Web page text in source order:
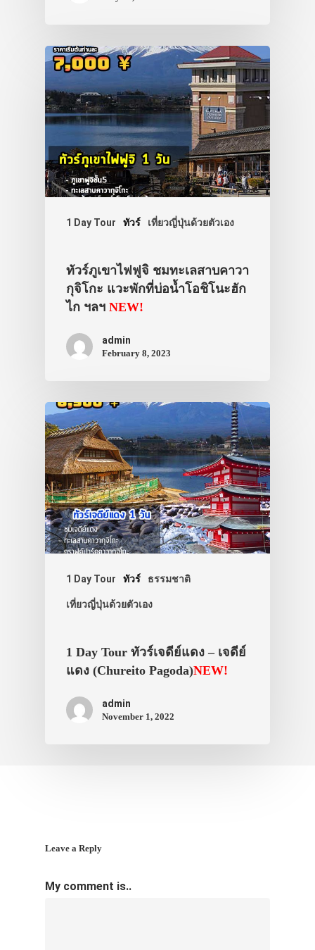
1 Day Tour ทัวร์ เที่ยวญี่ปุ่นด้วยตัวเอง
ทัวร์ภูเขาไฟฟูจิ ชมทะเลสาบคาวา
กุจิโกะ แวะพักที่บ่อน้ำโอชิโนะฮัก
ไก ฯลฯ NEW!
admin
February 8, 2023
1 Day Tour ทัวร์ ธรรมชาติ
เที่ยวญี่ปุ่นด้วยตัวเอง
1 Day Tour ทัวร์เจดีย์แดง – เจดีย์
แดง (Chureito Pagoda)NEW!
admin
November 1, 2022
Leave a Reply
My comment is..